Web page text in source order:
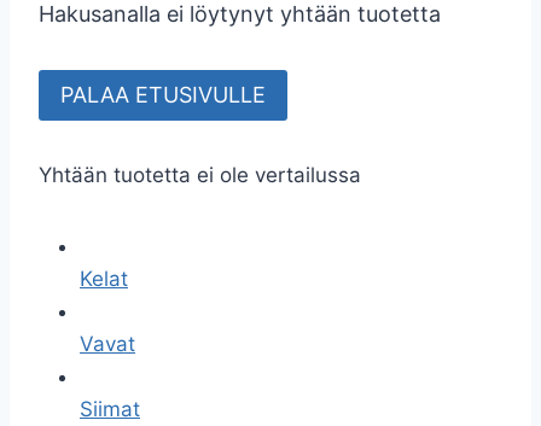
Hakusanalla ei löytynyt yhtään tuotetta
PALAA ETUSIVULLE
Yhtään tuotetta ei ole vertailussa
Kelat
Vavat
Siimat